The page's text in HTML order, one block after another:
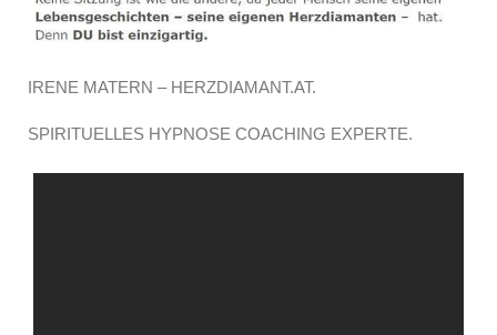
IRENE MATERN – HERZDIAMANT.AT.
SPIRITUELLES HYPNOSE COACHING EXPERTE.